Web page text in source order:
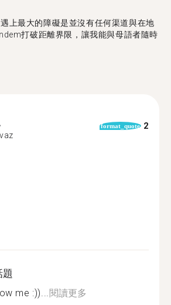
上最大的障礙是並沒有任何渠道與在地
打破距離界限，讓我能與母語者隨時
format_quote 2
me :))...閱讀更多